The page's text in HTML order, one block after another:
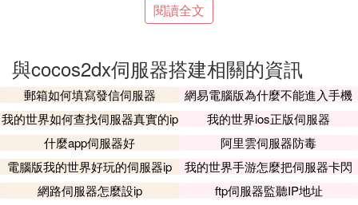
sprite sheet使用TexturePacker<TexturePacker>；
動畫/UI編輯最初自己手寫太累，後來選擇了cocosbui
lder，請注意現在這個軟體已經停止維護，轉而引導
用戶使用SpriteBuilder<SpriteBuilder>（域名都做了
自動跳轉；SpriteBuilder我木有研究過，建議你研究
一下）。
閱讀全文
與cocos2dx伺服器搭建相關的資訊
郵箱如何填寫發信伺服器
網易電腦版為什麼不能進入手機
伺服器
我的世界如何查找伺服器真實的ip
我的世界ios正版伺服器
什麼app伺服器好
阿里雲伺服器防毒
電腦版我的世界好玩的伺服器ip
我的世界手游怎麼把伺服器卡閃
退
網路伺服器怎麼設ip ftp伺服器監聽IP地址